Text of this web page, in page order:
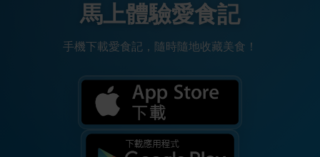
馬上體驗愛食記
手機下載愛食記，隨時隨地收藏美食！